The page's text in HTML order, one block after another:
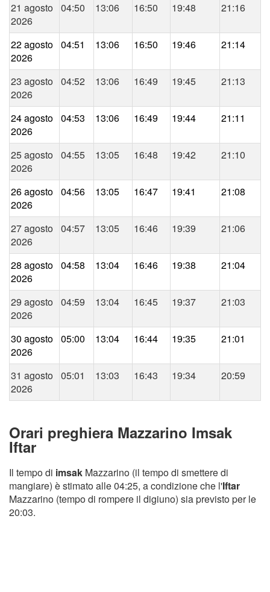
21 agosto
2026
04:50 13:06 16:50 19:48 21:16
22 agosto
2026
04:51 13:06 16:50 19:46 21:14
23 agosto
2026
04:52 13:06 16:49 19:45 21:13
24 agosto
2026
04:53 13:06 16:49 19:44 21:11
25 agosto
2026
04:55 13:05 16:48 19:42 21:10
26 agosto
2026
04:56 13:05 16:47 19:41 21:08
27 agosto
2026
04:57 13:05 16:46 19:39 21:06
28 agosto
2026
04:58 13:04 16:46 19:38 21:04
29 agosto
2026
04:59 13:04 16:45 19:37 21:03
30 agosto
2026
05:00 13:04 16:44 19:35 21:01
31 agosto
2026
05:01 13:03 16:43 19:34 20:59
Orari preghiera Mazzarino Imsak
Iftar
Il tempo di imsak Mazzarino (il tempo di smettere di
mangiare) è stimato alle 04:25, a condizione che l'Iftar
Mazzarino (tempo di rompere il digiuno) sia previsto per le
20:03.